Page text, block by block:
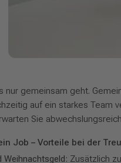
nur gemeinsam geht.
auf ein starkes Team
Sie
Job – Vorteile bei der
Weihnachtsgeld: Zusätzlich